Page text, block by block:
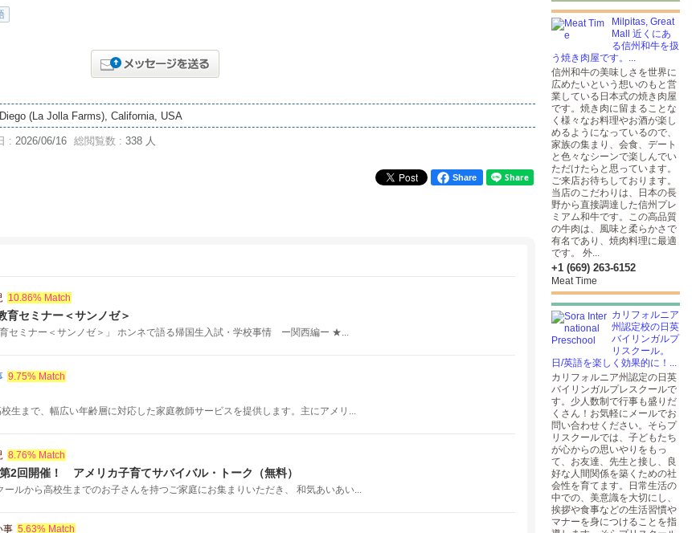
(La Jolla Farms), California, USA
: 2026/06/16 総閲覧数 : 338 人
Share
10.86% Match
育セミナー＜サンノゼ＞
育セミナー＜サンノゼ＞」 ホンネで語る帰国生入試・学校事情 ー関西編ー ★...
9.75% Match
生まで、幅広い年齢層に対応した家庭教師サービスを提供します。主にアメリ...
8.76% Match
2回開催！ アメリカ子育てサバイバル・トーク（無料）
ルから高校生までのお子さんを持つご家庭にお集まりいただき、 和気あいあい...
事 5.63% Match
Milpitas, Great
Mall 近くにあ
る信州和牛を扱
う焼き肉屋です。...
信州和牛の美味しさを世界に
広めたいという想いのもと営
業している日本式の焼き肉屋
です。焼き肉に留まることな
く様々なお料理やお酒が楽し
めるようになっているので、
家族の集まり、会食、デート
と色々なシーンで楽しんでい
ただけたらと思っています。
ご来店お待ちしております。
当店のこだわりは、日本の長
野から直接調達した信州プレ
ミアム和牛です。この高品質
の牛肉は、風味と柔らかさで
有名であり、焼肉料理に最適
です。 外...
+1 (669) 263-6152
Meat Time
カリフォルニア
州認定校の日英
バイリンガルプ
リスクール。
日/英語を楽しく効果的に！...
カリフォルニア州認定の日英
バイリンガルプレスクールで
す。少人数制で行事も盛りだ
くさん！お気軽にメールでお
問い合わせください。そらプ
リスクールでは、子どもたち
が心からの思いやりをもっ
て、お友達、先生と接し、良
好な人間関係を築くための社
会性を育てます。日常生活の
中での、美意識を大切にし、
挨拶や食事などの生活習慣や
マナーを身につけることを指